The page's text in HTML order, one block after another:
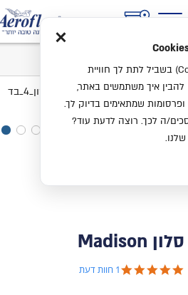
סלון Madison
5.0 star rating1 חוות דעת
×
אנחנו משתמשים בעוגיות (Cookies) בשביל לתת לך חוויית
להבין איך משתמשים באתר,
שמתאימים בדיוק לך.
ה לכך. רוצה לדעת עוד?